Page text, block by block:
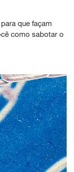
que façam
como sabotar o